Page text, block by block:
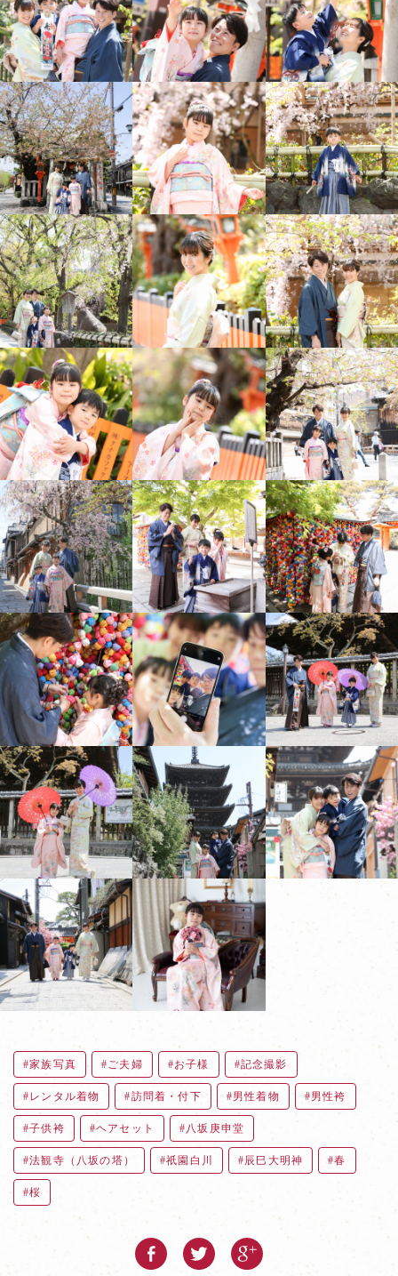
家族写真 ご夫婦 お子様 記念撮影
レンタル着物 訪問着・付下 男性着物 男性袴
子供袴 ヘアセット 八坂庚申堂
法観寺（八坂の塔） 祇園白川 辰巳大明神 春
桜